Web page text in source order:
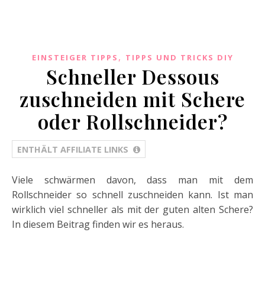
EINSTEIGER TIPPS , TIPPS UND TRICKS DIY
Schneller Dessous
zuschneiden mit Schere
oder Rollschneider?
ENTHÄLT AFFILIATE LINKS
Viele schwärmen davon, dass man mit dem
Rollschneider so schnell zuschneiden kann. Ist man
wirklich viel schneller als mit der guten alten Schere?
In diesem Beitrag finden wir es heraus.